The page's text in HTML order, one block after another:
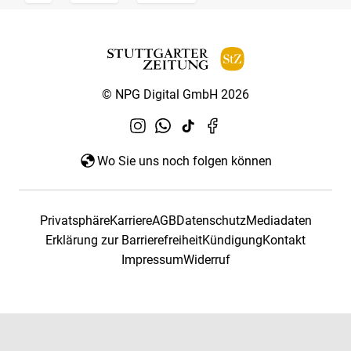
© NPG Digital GmbH 2026
Wo Sie uns noch folgen können
PrivatsphäreKarriereAGBDatenschutzMediadaten
Erklärung zur BarrierefreiheitKündigungKontakt
ImpressumWiderruf